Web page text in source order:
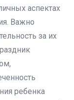
аспектах
Важно
за их
ребенка